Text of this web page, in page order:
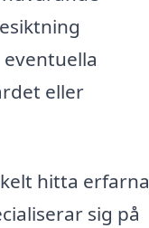
eller
hitta erfarna
sig på